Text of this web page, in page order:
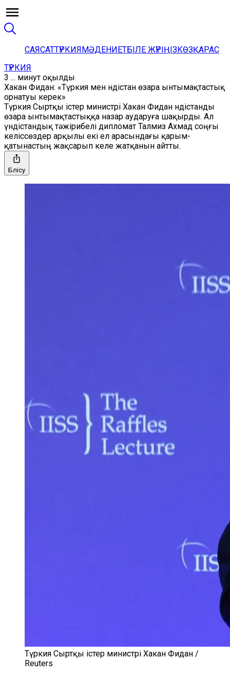
САЯСАТТҮРКИЯМӘДЕНИЕТБІЛЕ ЖҮРІҢІЗКӨЗҚАРАС
ТҮРКИЯ
3 ... минут оқылды
Хакан Фидан: «Түркия мен Үндістан өзара ынтымақтастық
орнатуы керек»
Түркия Сыртқы істер министрі Хакан Фидан Үндістанды
өзара ынтымақтастыққа назар аударуға шақырды. Ал
үндістандық тәжірибелі дипломат Талмиз Ахмад соңғы
келіссөздер арқылы екі ел арасындағы қарым-
қатынастың жақсарып келе жатқанын айтты.
Бөлісу
Түркия Сыртқы істер министрі Хакан Фидан /
Reuters